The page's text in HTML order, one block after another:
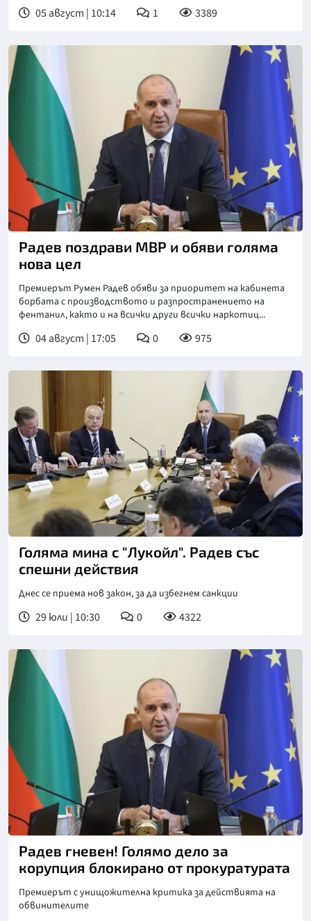
05 август | 10:14 1 3389
Снимка: БТА
Радев поздрави МВР и обяви голяма
нова цел
Премиерът Румен Радев обяви за приоритет на кабинета
борбата с производството и разпространението на
фентанил, както и на всички други всички наркотиц...
04 август | 17:05 0 975
Голяма мина с "Лукойл". Радев със
спешни действия
Днес се приема нов закон, за да избегнем санкции
29 юли | 10:30 0 4322
Снимка: БТА
Радев гневен! Голямо дело за
корупция блокирано от прокуратурата
Премиерът с унищожителна критика за действията на
обвинителите